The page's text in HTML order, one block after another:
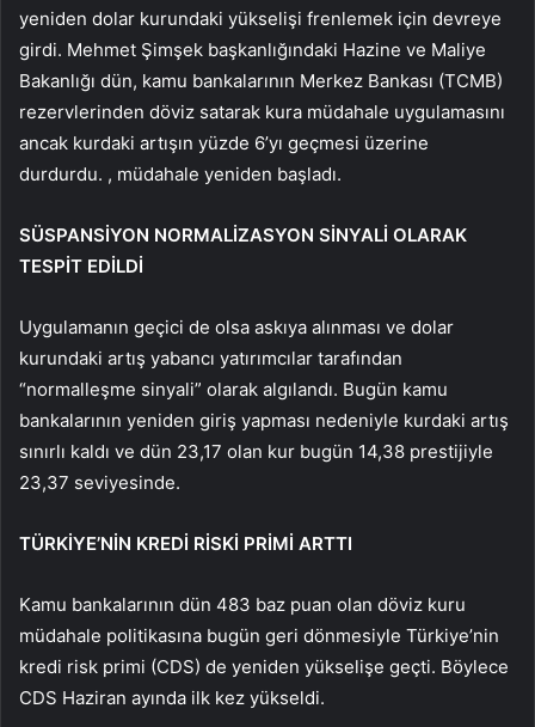
yeniden dolar kurundaki yükselişi frenlemek için devreye
girdi. Mehmet Şimşek başkanlığındaki Hazine ve Maliye
Bakanlığı dün, kamu bankalarının Merkez Bankası (TCMB)
rezervlerinden döviz satarak kura müdahale uygulamasını
ancak kurdaki artışın yüzde 6’yı geçmesi üzerine
durdurdu. , müdahale yeniden başladı.
SÜSPANSİYON NORMALİZASYON SİNYALİ OLARAK
TESPİT EDİLDİ
Uygulamanın geçici de olsa askıya alınması ve dolar
kurundaki artış yabancı yatırımcılar tarafından
“normalleşme sinyali” olarak algılandı. Bugün kamu
bankalarının yeniden giriş yapması nedeniyle kurdaki artış
sınırlı kaldı ve dün 23,17 olan kur bugün 14,38 prestijiyle
23,37 seviyesinde.
TÜRKİYE’NİN KREDİ RİSKİ PRİMİ ARTTI
Kamu bankalarının dün 483 baz puan olan döviz kuru
müdahale politikasına bugün geri dönmesiyle Türkiye’nin
kredi risk primi (CDS) de yeniden yükselişe geçti. Böylece
CDS Haziran ayında ilk kez yükseldi.